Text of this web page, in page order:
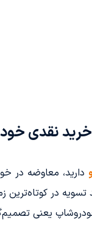
نقدی
دارید، معاوضه در
در کوتاه‌ترین
یعنی